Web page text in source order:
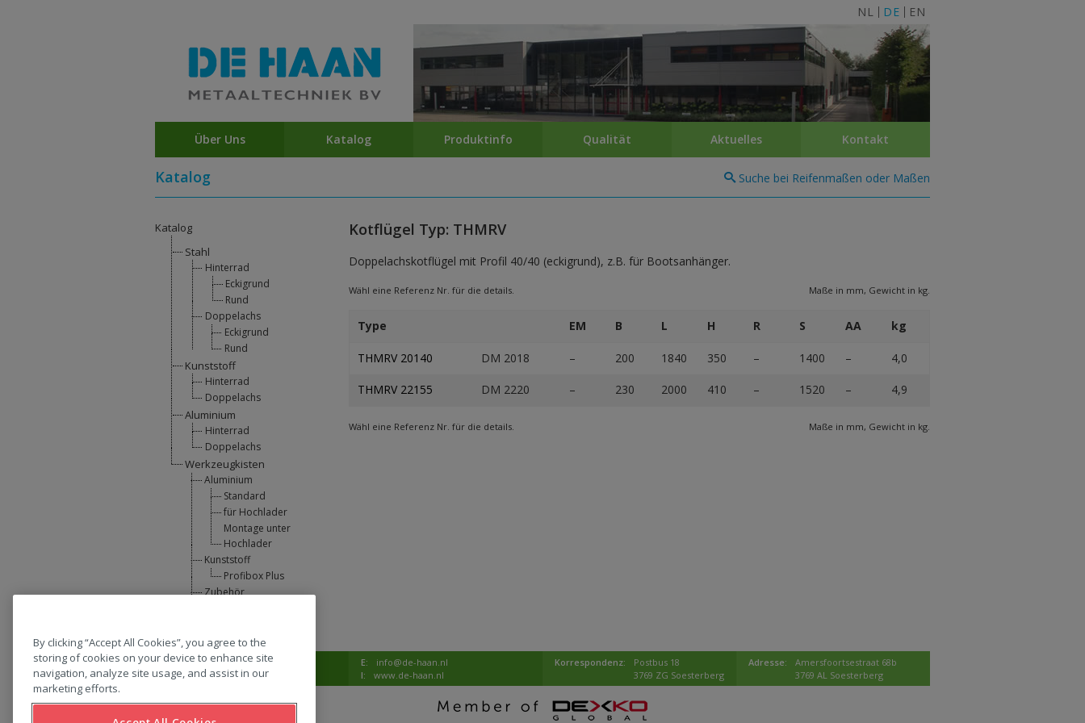
NL DE EN
Über Uns Katalog Produktinfo Qualität Aktuelles Kontakt
Katalog Suche bei Reifenmaßen oder Maßen
Katalog
Stahl
Hinterrad
Eckigrund
Rund
Doppelachs
Eckigrund
Rund
Kunststoff
Hinterrad
Doppelachs
Aluminium
Hinterrad
Doppelachs
Werkzeugkisten
Aluminium
Standard
für Hochlader
Montage unter
Hochlader
Kunststoff
Profibox Plus
Zubehör
Kotflügel Typ: THMRV
Doppelachskotflügel mit Profil 40/40 (eckigrund), z.B. für Bootsanhänger.
Wähl eine Referenz Nr. für die details. Maße in mm, Gewicht in kg.
Type EM B L H R S AA kg
THMRV 20140 DM 2018 – 200 1840 350 – 1400 – 4,0
THMRV 22155 DM 2220 – 230 2000 410 – 1520 – 4,9
Wähl eine Referenz Nr. für die details. Maße in mm, Gewicht in kg.
T: 0031 (0) 346 33 33 00 E:
info@de-haan.nl
I:
www.de-haan.nl
Korrespondenz:
Postbus 18
3769 ZG Soesterberg
Adresse:
Amersfoortsestraat 68b
3769 AL Soesterberg
By clicking “Accept All Cookies”, you agree to the
storing of cookies on your device to enhance site
navigation, analyze site usage, and assist in our
marketing efforts.